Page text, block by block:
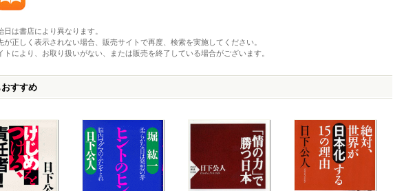
は書店により異なります。
正しく表示されない場合、販売サイトで再度、検索を実施してください。
により、お取り扱いがない、または販売を終了している場合がございます。
すすめ